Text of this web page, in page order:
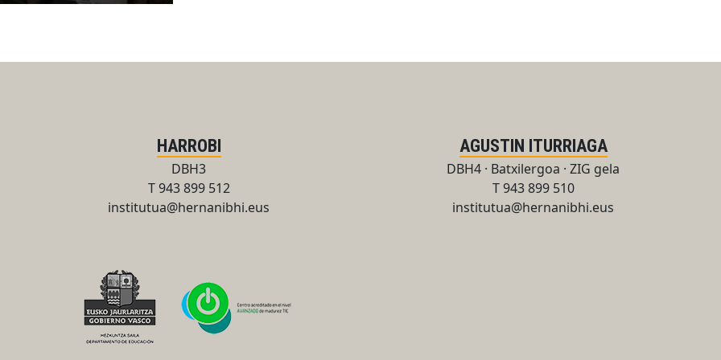
HARROBI
DBH3
T 943 899 512
institutua@hernanibhi.eus
AGUSTIN ITURRIAGA
DBH4 · Batxilergoa · ZIG gela
T 943 899 510
institutua@hernanibhi.eus